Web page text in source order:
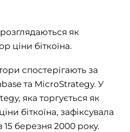
як
ціни біткоїна.
спостерігають за
та MicroStrategy. У
яка торгується як
біткоїна, зафіксувала
15 березня 2000 року.